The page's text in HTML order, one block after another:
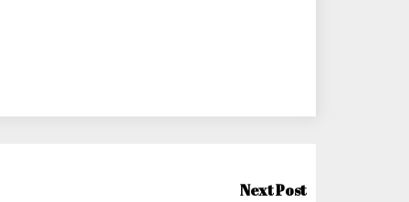
Next Post